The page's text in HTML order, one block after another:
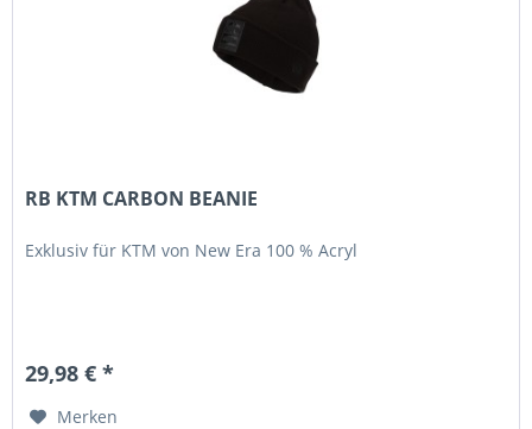
RB KTM CARBON BEANIE
Exklusiv für KTM von New Era 100 % Acryl
29,98 € *
Merken